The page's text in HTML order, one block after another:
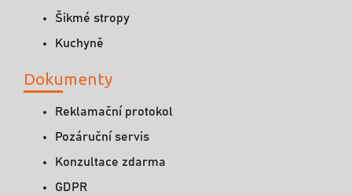
Šikmé stropy
Kuchyně
Dokumenty
Reklamační protokol
Pozáruční servis
Konzultace zdarma
GDPR